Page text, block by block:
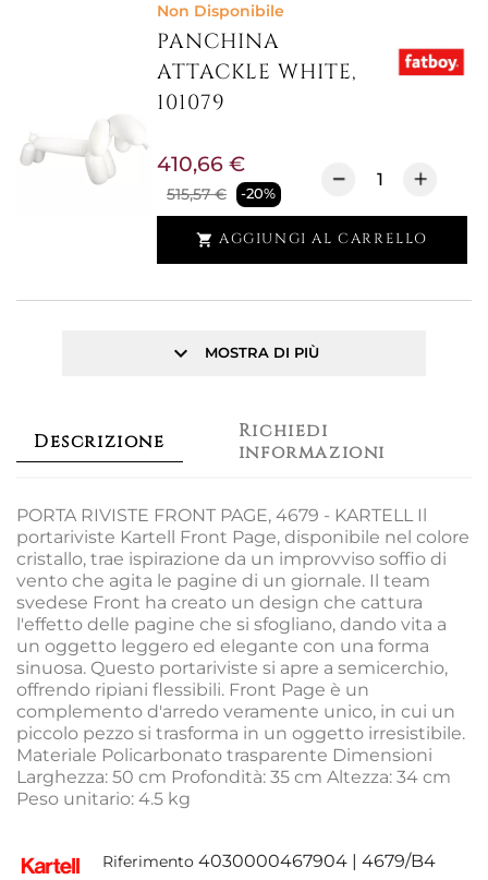
Non Disponibile
PANCHINA
ATTACKLE WHITE,
101079
515,57 € -20%
410,66 €
 AGGIUNGI AL CARRELLO
keyboard_arrow_down MOSTRA DI PIÙ
Descrizione
Richiedi
informazioni
PORTA RIVISTE FRONT PAGE, 4679 - KARTELL Il
portariviste Kartell Front Page, disponibile nel colore
cristallo, trae ispirazione da un improvviso soffio di
vento che agita le pagine di un giornale. Il team
svedese Front ha creato un design che cattura
l'effetto delle pagine che si sfogliano, dando vita a
un oggetto leggero ed elegante con una forma
sinuosa. Questo portariviste si apre a semicerchio,
offrendo ripiani flessibili. Front Page è un
complemento d'arredo veramente unico, in cui un
piccolo pezzo si trasforma in un oggetto irresistibile.
Materiale Policarbonato trasparente Dimensioni
Larghezza: 50 cm Profondità: 35 cm Altezza: 34 cm
Peso unitario: 4.5 kg
Riferimento 4030000467904 | 4679/B4